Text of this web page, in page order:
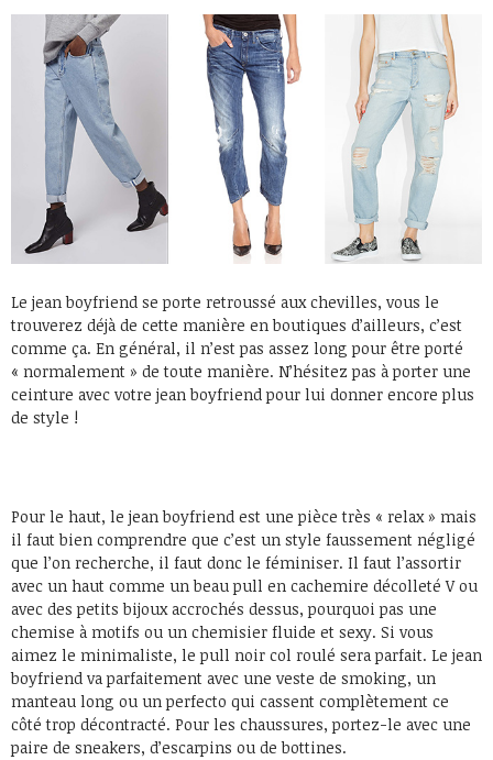
Le jean boyfriend se porte retroussé aux chevilles, vous le
trouverez déjà de cette manière en boutiques d’ailleurs, c’est
comme ça. En général, il n’est pas assez long pour être porté
« normalement » de toute manière. N’hésitez pas à porter une
ceinture avec votre jean boyfriend pour lui donner encore plus
de style !
Pour le haut, le jean boyfriend est une pièce très « relax » mais
il faut bien comprendre que c’est un style faussement négligé
que l’on recherche, il faut donc le féminiser. Il faut l’assortir
avec un haut comme un beau pull en cachemire décolleté V ou
avec des petits bijoux accrochés dessus, pourquoi pas une
chemise à motifs ou un chemisier fluide et sexy. Si vous
aimez le minimaliste, le pull noir col roulé sera parfait. Le jean
boyfriend va parfaitement avec une veste de smoking, un
manteau long ou un perfecto qui cassent complètement ce
côté trop décontracté. Pour les chaussures, portez-le avec une
paire de sneakers, d’escarpins ou de bottines.